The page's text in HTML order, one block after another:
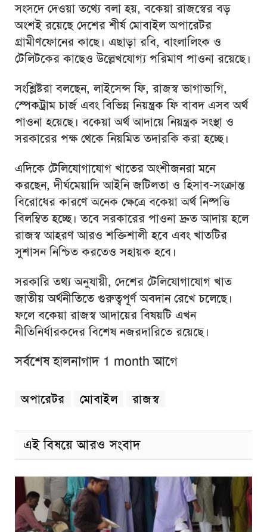
সংসদে দেওয়া তথ্যে বলা হয়, বকেয়া রাজস্বের বড়
অংশই রয়েছে দেশের শীর্ষ মোবাইল অপারেটর
গ্রামীণফোনের কাছে। এছাড়া রবি, বাংলালিংক ও
টেলিটকের কাছেও উল্লেখযোগ্য পরিমাণ পাওনা রয়েছে।
সংশ্লিষ্টরা বলছেন, লাইসেন্স ফি, রাজস্ব ভাগাভাগি,
স্পেকট্রাম চার্জ এবং বিভিন্ন নিয়ন্ত্রক ফি বাবদ এসব অর্থ
পাওনা হয়েছে। বকেয়া অর্থ আদায়ে নিয়ন্ত্রক সংস্থা ও
সরকারের পক্ষ থেকে নিয়মিত তদারকি করা হচ্ছে।
এদিকে টেলিযোগাযোগ খাতের অংশীজনরা মনে
করছেন, দীর্ঘমেয়াদি আইনি জটিলতা ও হিসাব-সংক্রান্ত
বিরোধের কারণে অনেক ক্ষেত্রে বকেয়া অর্থ নিষ্পত্তি
বিলম্বিত হচ্ছে। তবে সরকারের পাওনা দ্রুত আদায় হলে
রাজস্ব আহরণ আরও শক্তিশালী হবে এবং খাতটির
সুশাসন নিশ্চিত করতেও সহায়ক হবে।
সরকারি তথ্য অনুযায়ী, দেশের টেলিযোগাযোগ খাত
জাতীয় অর্থনীতিতে গুরুত্বপূর্ণ অবদান রেখে চলেছে।
ফলে বকেয়া রাজস্ব আদায়ের বিষয়টি এখন
নীতিনির্ধারকদের বিশেষ নজরদারিতে রয়েছে।
সর্বশেষ হালনাগাদ 1 month আগে
অপারেটর মোবাইল রাজস্ব
এই বিষয়ে আরও সংবাদ